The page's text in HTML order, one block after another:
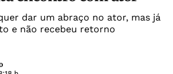
dar um abraço no ator, mas já
e não recebeu retorno